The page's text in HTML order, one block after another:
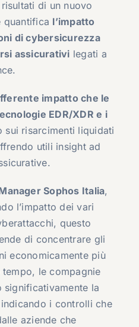
di un nuovo
quantifica l’impatto
di cybersicurezza
assicurativi legati a
impatto che le
EDR/XDR e i
sui risarcimenti liquidati
utili insight ad
Sophos Italia,
l’impatto dei vari
questo
di concentrare gli
economicamente più
le compagnie
significativamente la
i controlli che
aziende che